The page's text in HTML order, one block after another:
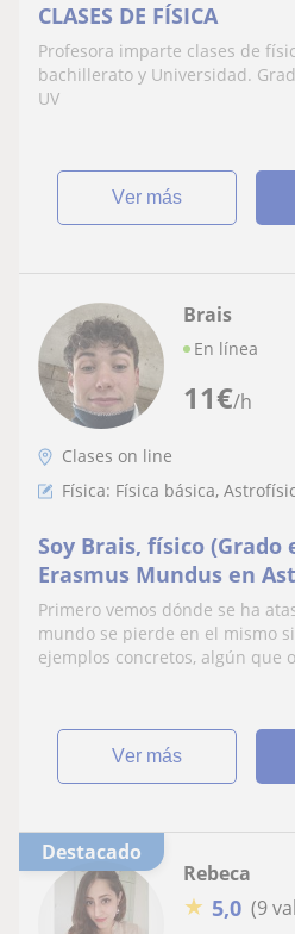
CLASES DE FÍSICA
Profesora imparte clases de
bachillerato y Universidad.
UV
ver más
11€/h
Brais
En línea
Clases on line
Física: Física básica,
Soy Brais, físico (Grado
Erasmus Mundus en
clases de matemáticas,
a ESO,
Primero vemos dónde se ha
mundo se pierde en el mismo
ejemplos concretos, algún que
ver más
Destacado
Rebeca
★ 5,0 (9